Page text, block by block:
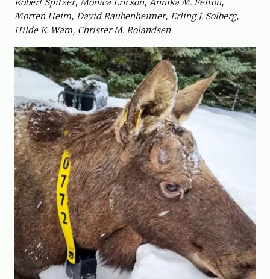
Robert Spitzer, Monica Ericson, Annika M. Felton,
Morten Heim, David Raubenheimer, Erling J. Solberg,
Hilde K. Wam, Christer M. Rolandsen